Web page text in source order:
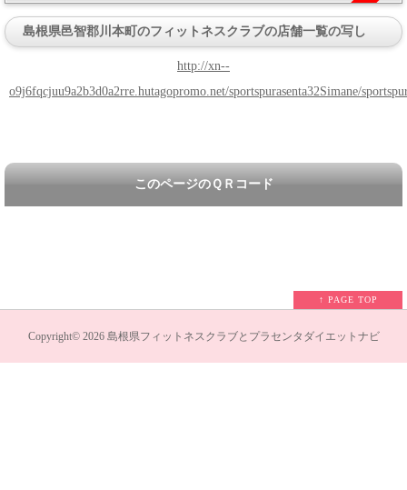
島根県邑智郡川本町のフィットネスクラブの店舗一覧の写し
http://xn--
o9j6fqcjuu9a2b3d0a2rre.hutagopromo.net/sportspurasenta32Simane/
このページのＱＲコード
↑ PAGE TOP
Copyright© 2026 島根県フィットネスクラブとプラセンタダイエットナビ